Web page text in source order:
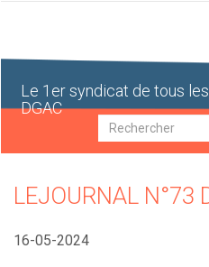
Le 1er syndicat de tous
DGAC
Recherche
LEJOURNAL N°73
16-05-2024